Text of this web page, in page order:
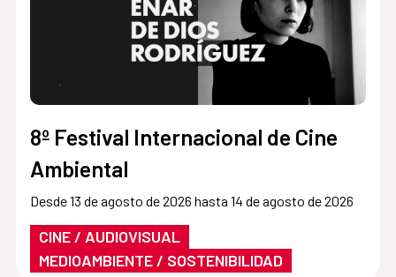
8º Festival Internacional de Cine
Ambiental
Desde 13 de agosto de 2026 hasta 14 de agosto de 2026
CINE / AUDIOVISUAL
MEDIOAMBIENTE / SOSTENIBILIDAD